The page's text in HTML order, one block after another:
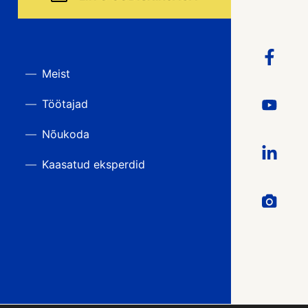
Meist
Töötajad
Nõukoda
Kaasatud eksperdid